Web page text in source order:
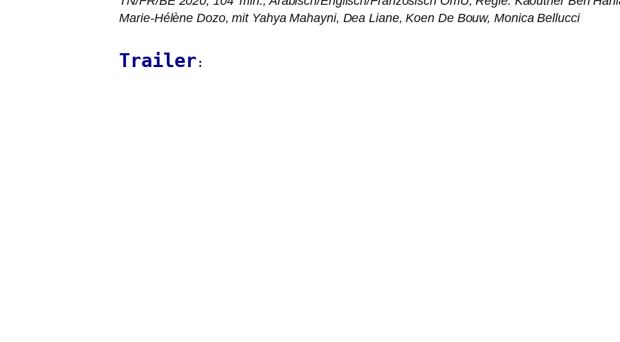
Marie-Hélène Dozo, mit Yahya Mahayni, Dea Liane, Koen De Bouw, Monica Bellucci
Trailer: